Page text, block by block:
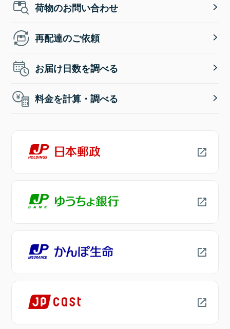
荷物のお問い合わせ
再配達のご依頼
お届け日数を調べる
料金を計算・調べる